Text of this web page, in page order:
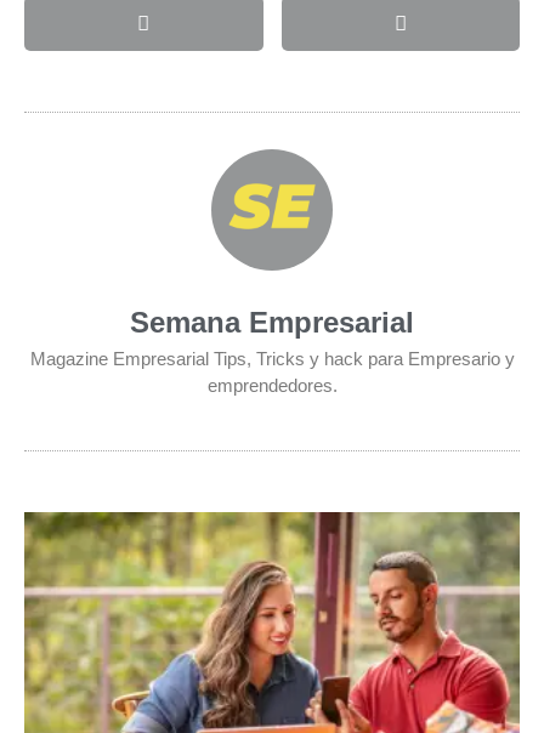
Semana Empresarial
Magazine Empresarial Tips, Tricks y hack para Empresario y
emprendedores.